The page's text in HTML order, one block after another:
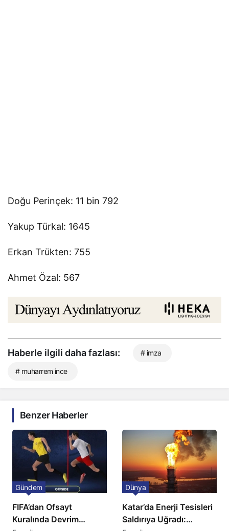
Doğu Perinçek: 11 bin 792
Yakup Türkal: 1645
Erkan Trükten: 755
Ahmet Özal: 567
Haberle ilgili daha fazlası: # imza
# muharrem ince
Benzer Haberler
FIFA’dan Ofsayt
Kuralında Devrim
Gündem
Katar’da Enerji Tesisleri
Saldırıya Uğradı:
Dünya